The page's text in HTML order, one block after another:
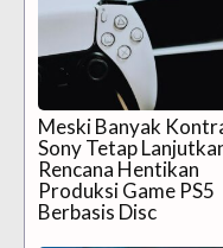
Meski Banyak
Sony Tetap
Rencana Hentikan
Produksi Game PS5
Berbasis Disc